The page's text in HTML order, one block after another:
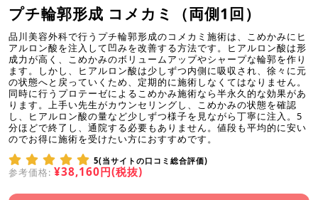
プチ輪郭形成 コメカミ（両側1回）
品川美容外科で行うプチ輪郭形成のコメカミ施術は、こめかみにヒ
アルロン酸を注入して凹みを改善する方法です。ヒアルロン酸は形
成力が高く、こめかみのボリュームアップやシャープな輪郭を作り
ます。しかし、ヒアルロン酸は少しずつ内側に吸収され、徐々に元
の状態へと戻っていくため、定期的に施術しなくてはなりません。
同時に行うプロテーゼによるこめかみ施術なら半永久的な効果があ
ります。上手い先生がカウンセリングし、こめかみの状態を確認
し、ヒアルロン酸の量など少しずつ様子を見ながら丁寧に注入。5
分ほどで終了し、通院する必要もありません。値段も平均的に安い
のでお得に施術を受けたい方におすすめです。
5(当サイトの口コミ総合評価)
参考価格: ¥38,160円(税抜)